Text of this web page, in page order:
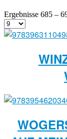
Ergebnisse 685 –